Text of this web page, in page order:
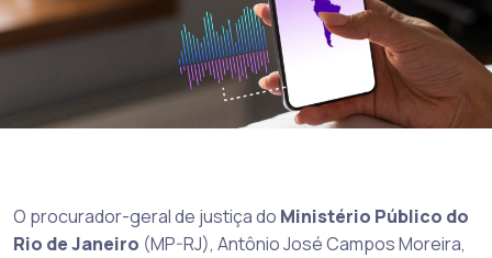
O procurador-geral de justiça do Ministério Público do
Rio de Janeiro (MP-RJ), Antônio José Campos Moreira,